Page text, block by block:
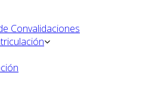
Convalidaciones